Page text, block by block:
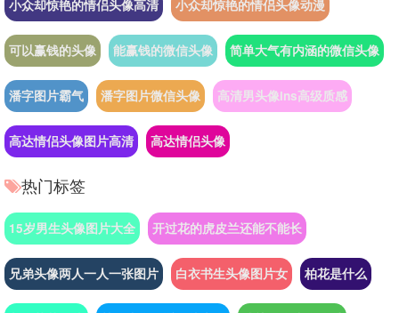
小众却惊艳的情侣头像高清 小众却惊艳的情侣头像动漫
可以赢钱的头像 能赢钱的微信头像 简单大气有内涵的微信头像
潘字图片霸气 潘字图片微信头像 高清男头像ins高级质感
高达情侣头像图片高清 高达情侣头像
热门标签
15岁男生头像图片大全 开过花的虎皮兰还能不能长
兄弟头像两人一人一张图片 白衣书生头像图片女 柏花是什么